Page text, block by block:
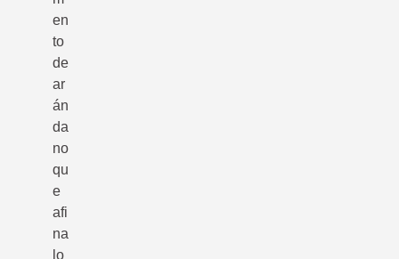
en
to
de
ar
án
da
no
qu
e
afi
na
lo